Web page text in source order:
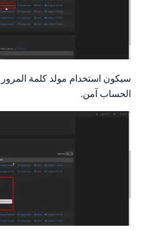
سيكون استخدام مولد كلمة
الحساب آمن.